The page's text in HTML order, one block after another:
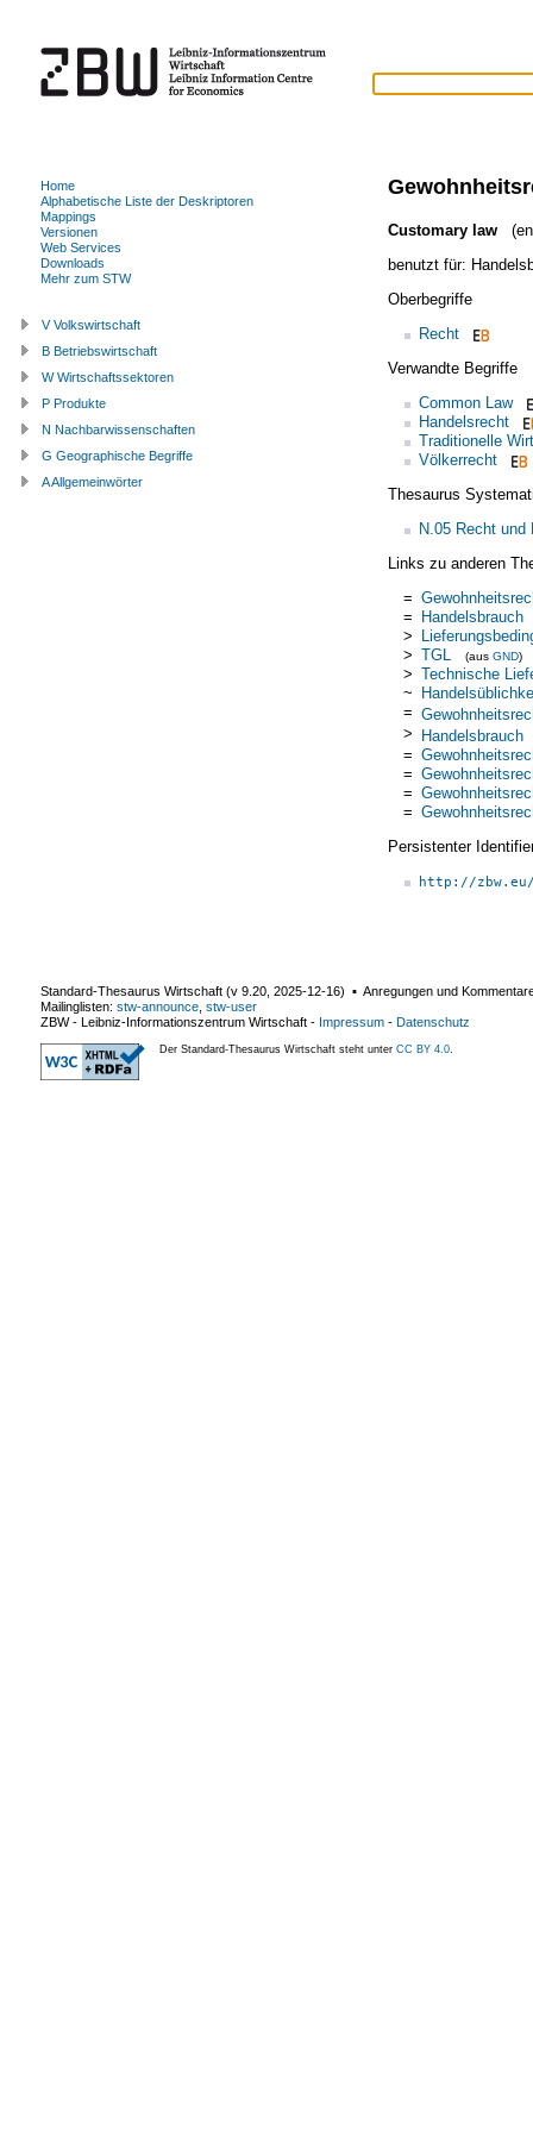
Customary law
benutzt für:
Oberbegriffe
Recht
Verwandte Begriffe
Common Law
Handelsrecht
Traditionelle
Völkerrecht
Thesaurus
N.05 Recht
Links zu anderen
=
= Handelsbrauch
>
> TGL (aus GND)
> Technische
~
=
> Handelsbrauch
=
=
=
=
Persistenter
http://
Home
Alphabetische Liste der Deskriptoren
Mappings
Versionen
Web Services
Downloads
Mehr zum STW
V Volkswirtschaft
B Betriebswirtschaft
W Wirtschaftssektoren
P Produkte
N Nachbarwissenschaften
G Geographische Begriffe
A Allgemeinwörter
Standard-Thesaurus Wirtschaft (v 9.20 2025-12-16) ▪ Anregungen und
Mailinglisten: stw-announce stw-user
ZBW - Leibniz-Informationszentrum Wirtschaft - Impressum - Datenschutz
Der Standard-Thesaurus Wirtschaft steht unter CC BY 4.0